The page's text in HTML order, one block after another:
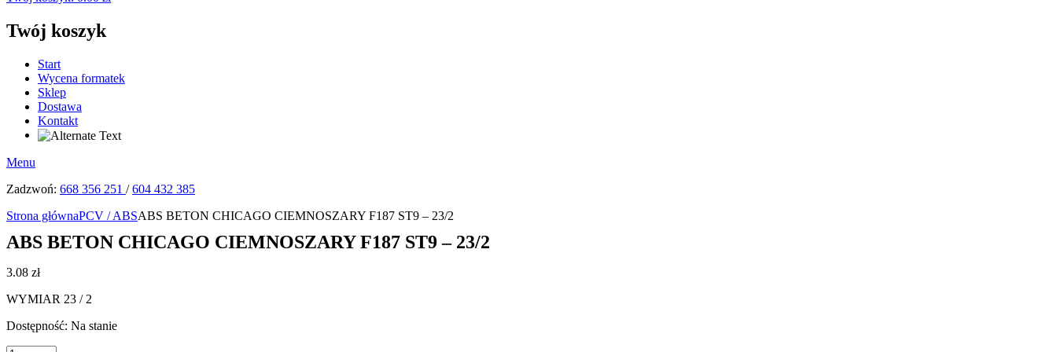
Twój koszyk
Start
Wycena formatek
Sklep
Dostawa
Kontakt
Menu
Zadzwoń: 668 356 251 /604 432 385
Strona głównaPCV / ABSABS BETON CHICAGO CIEMNOSZARY F187 ST9 – 23/2
ABS BETON CHICAGO CIEMNOSZARY F187 ST9 – 23/2
3.08 zł
WYMIAR 23 / 2
Dostępność: Na stanie